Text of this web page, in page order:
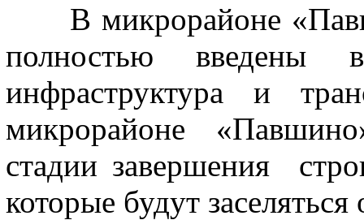
В микрорайоне
полностью введены
инфраструктура и
микрорайоне
стадии завершения
которые будут